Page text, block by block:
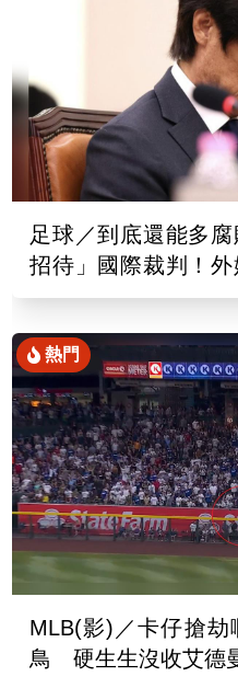
足球／到底還能多
招待」國際裁判！
去
熱門
MLB(影)／卡仔搶
鳥 硬生生沒收艾德